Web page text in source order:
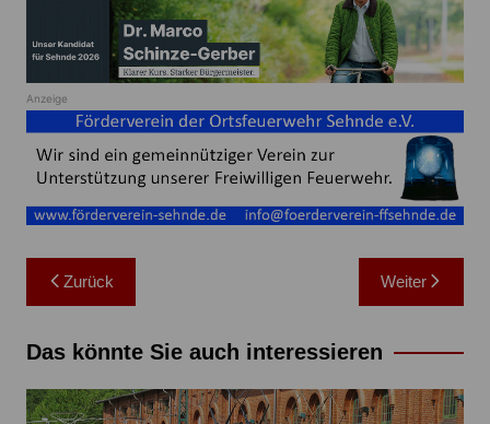
Anzeige
Beitragsnavigation
Zurück Weiter
Das könnte Sie auch interessieren